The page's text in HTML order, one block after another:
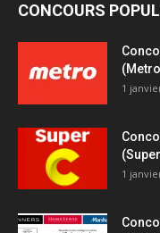
CONCOURS
1
1